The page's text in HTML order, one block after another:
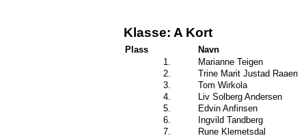
Klasse: A Kort
Plass
Navn
1.
Marianne Teigen
2.
Trine Marit Justad Raaen
3.
Tom Wirkola
4.
Liv Solberg Andersen
5.
Edvin Anfinsen
6.
Ingvild Tandberg
7.
Rune Klemetsdal